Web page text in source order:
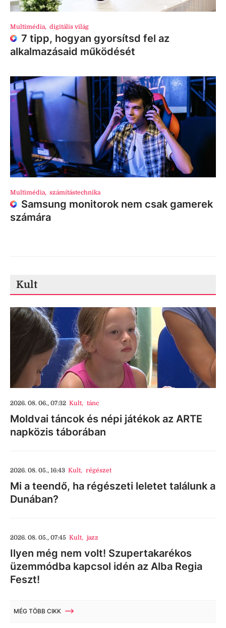
Multimédia, digitális világ
7 tipp, hogyan gyorsítsd fel az
alkalmazásaid működését
Multimédia, számítástechnika
Samsung monitorok nem csak gamerek
számára
Kult
2026. 08. 06., 07:32 Kult, tánc
Moldvai táncok és népi játékok az ARTE
napközis táborában
2026. 08. 05., 16:43 Kult, régészet
Mi a teendő, ha régészeti leletet találunk a
Dunában?
2026. 08. 05., 07:45 Kult, jazz
Ilyen még nem volt! Szupertakarékos
üzemmódba kapcsol idén az Alba Regia
Feszt!
MÉG TÖBB CIKK